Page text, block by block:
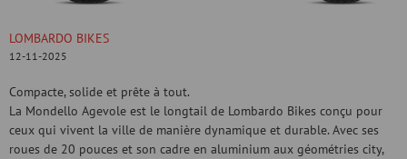
LOMBARDO BIKES
12-11-2025
Compacte, solide et prête à tout.
La Mondello Agevole est le longtail de Lombardo Bikes conçu pour
ceux qui vivent la ville de manière dynamique et durable. Avec ses
roues de 20 pouces et son cadre en aluminium aux géométries city,